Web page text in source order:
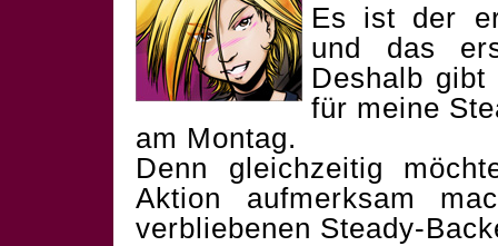
Es ist der
und das
Deshalb
für meine
am Montag.
Denn gleichzeitig
Aktion aufmerksam
verbliebenen Steady-